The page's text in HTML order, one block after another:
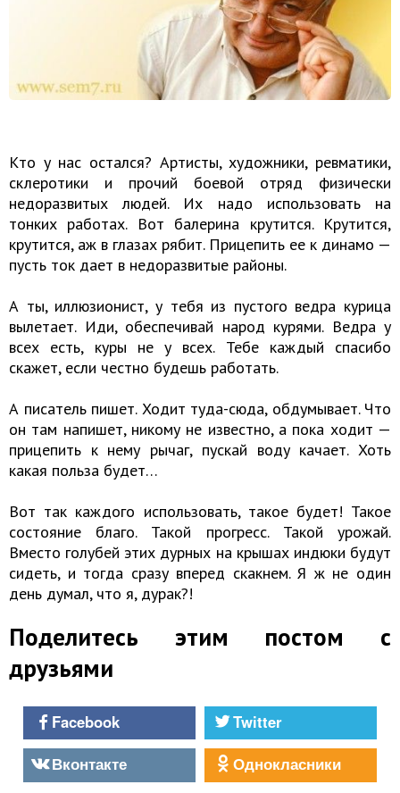
Кто у нас остался? Артисты, художники, ревматики,
склеротики и прочий боевой отряд физически
недоразвитых людей. Их надо использовать на
тонких работах. Вот балерина крутится. Крутится,
крутится, аж в глазах рябит. Прицепить ее к динамо —
пусть ток дает в недоразвитые районы.
А ты, иллюзионист, у тебя из пустого ведра курица
вылетает. Иди, обеспечивай народ курями. Ведра у
всех есть, куры не у всех. Тебе каждый спасибо
скажет, если честно будешь работать.
А писатель пишет. Ходит туда-сюда, обдумывает. Что
он там напишет, никому не известно, а пока ходит —
прицепить к нему рычаг, пускай воду качает. Хоть
какая польза будет…
Вот так каждого использовать, такое будет! Такое
состояние благо. Такой прогресс. Такой урожай.
Вместо голубей этих дурных на крышах индюки будут
сидеть, и тогда сразу вперед скакнем. Я ж не один
день думал, что я, дурак?!
Поделитесь этим постом с
друзьями
Facebook
Twitter
Вконтакте
Однокласники